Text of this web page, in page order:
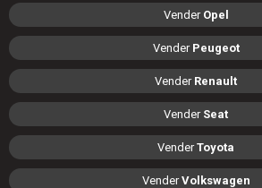
Vender Opel
Vender Peugeot
Vender Renault
Vender Seat
VenderToyota
VenderVolkswagen